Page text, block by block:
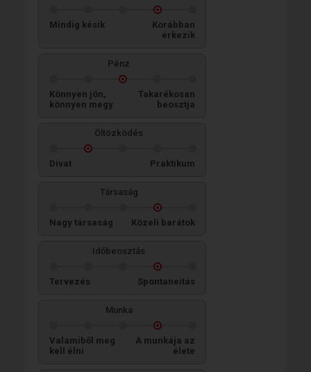
Mindig késik
Korábban
érkezik
Pénz
Könnyen jön,
könnyen megy
Takarékosan
beosztja
Öltözködés
Divat Praktikum
Társaság
Nagy társaság Közeli barátok
Időbeosztás
Tervezés Spontaneitás
Munka
Valamiből meg
kell élni
A munkája az
élete